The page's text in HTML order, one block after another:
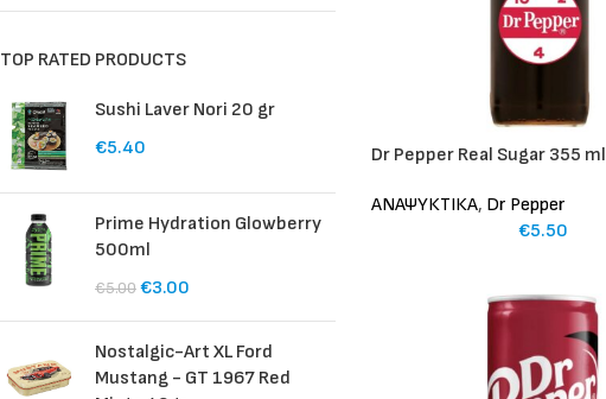
TOP RATED PRODUCTS
Sushi Laver Nori 20 gr
€5.40
Prime Hydration Glowberry
500ml
€5.00€3.00
Nostalgic-Art XL Ford
Mustang - GT 1967 Red
Dr Pepper Real Sugar 355 ml
ΑΝΑΨΥΚΤΙΚΑ, Dr Pepper
€5.50